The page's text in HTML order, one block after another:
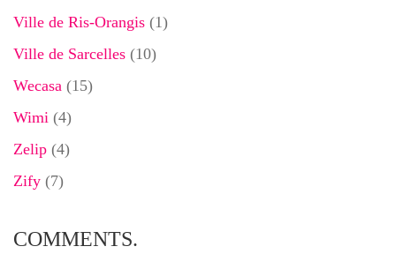
Ville de Ris-Orangis (1)
Ville de Sarcelles (10)
Wecasa (15)
Wimi (4)
Zelip (4)
Zify (7)
COMMENTS.